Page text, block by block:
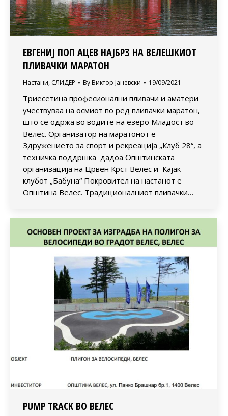
ЕВГЕНИЈ ПОП АЦЕВ НАЈБРЗ НА ВЕЛЕШКИОТ
ПЛИВАЧКИ МАРАТОН
Настани, СЛИДЕР By Виктор Јаневски 19/09/2021
Триесетина професионални пливачи и аматери
учествуваа на осмиот по ред пливачки маратон,
што се одржа во водите на езеро Младост во
Велес. Организатор на маратонот е
Здружението за спорт и рекреација „Клуб 28“, а
техничка поддршка дадоа Општинската
организација на Црвен Крст Велес и Кајак
клубот „Бабуна“ Покровител на настанот е
Општина Велес. Традиционалниот пливачки…
PUMP TRACK ВО ВЕЛЕС